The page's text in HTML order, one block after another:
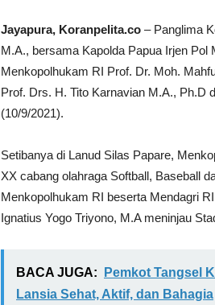
Jayapura, Koranpelita.co – Panglima
M.A., bersama Kapolda Papua Irjen
Menkopolhukam RI Prof. Dr. Moh.
Prof. Drs. H. Tito Karnavian M.A., Ph.D
(10/9/2021).
Setibanya di Lanud Silas Papare,
XX cabang olahraga Softball, Baseball
Menkopolhukam RI beserta Mendagri
Ignatius Yogo Triyono, M.A meninjau
BACA JUGA:
Pemkot Tangsel
Lansia Sehat, Aktif, dan Bahagia